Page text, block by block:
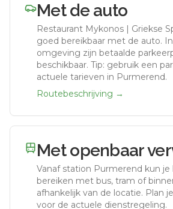
Met de auto
Restaurant Mykonos | Griekse
goed bereikbaar met de auto.
omgeving zijn betaalde
beschikbaar. Tip: gebruik een
actuele tarieven in Purmerend.
Routebeschrijving →
Met openbaar
Vanaf station Purmerend kun je
bereiken met bus, tram of
afhankelijk van de locatie. Plan
voor de actuele dienstregeling.